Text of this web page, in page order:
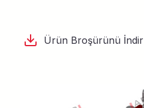
Ürün Broşürünü İndir